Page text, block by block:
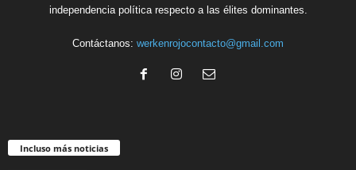
independencia política respecto a las élites dominantes.
Contáctanos: werkenrojocontacto@gmail.com
Incluso más noticias